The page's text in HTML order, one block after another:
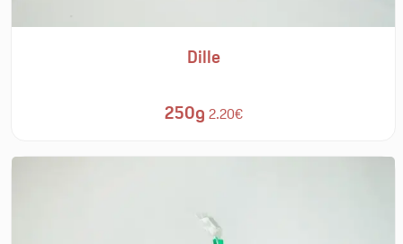
Dille
250g 2.20€